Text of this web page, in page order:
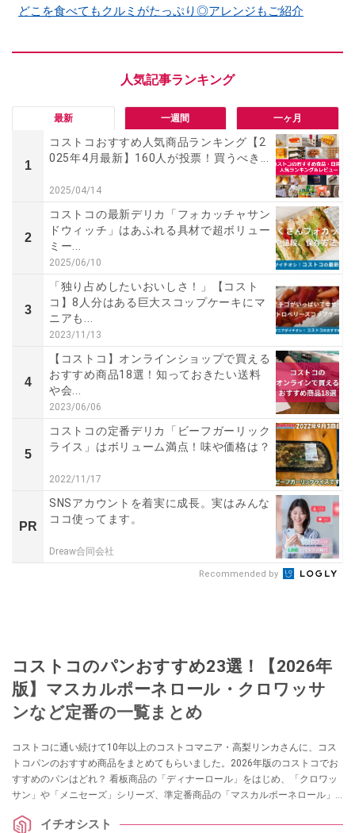
どこを食べてもクルミがたっぷり◎アレンジもご紹介
最新 一週間 一ヶ月
1
コストコおすすめ人気商品ランキング【2
025年4月最新】160人が投票！買うべき...
2025/04/14
2
コストコの最新デリカ「フォカッチャサン
ドウィッチ」はあふれる具材で超ボリュー
ミー...
2025/06/10
3
「独り占めしたいおいしさ！」【コスト
コ】8人分はある巨大スコップケーキにマ
ニアも...
2023/11/13
4
【コストコ】オンラインショップで買える
おすすめ商品18選！知っておきたい送料
や会...
2023/06/06
5
コストコの定番デリカ「ビーフガーリック
ライス」はボリューム満点！味や価格は？
2022/11/17
PR
SNSアカウントを着実に成長。実はみんな
ココ使ってます。
Dreaw合同会社
Recommended by
コストコのパンおすすめ23選！【2026年
版】マスカルポーネロール・クロワッサ
ンなど定番の一覧まとめ
コストコに通い続けて10年以上のコストコマニア・高梨リンカさんに、コス
トコパンのおすすめ商品をまとめてもらいました。2026年版のコストコでお
すすめのパンはどれ？ 看板商品の「ディナーロール」をはじめ、「クロワッ
サン」や「メニセーズ」シリーズ、準定番商品の「マスカルポーネロール」
トコベーカリーで作っているパンだけでなく、国内・国外メーカーのパンも
イチオシスト